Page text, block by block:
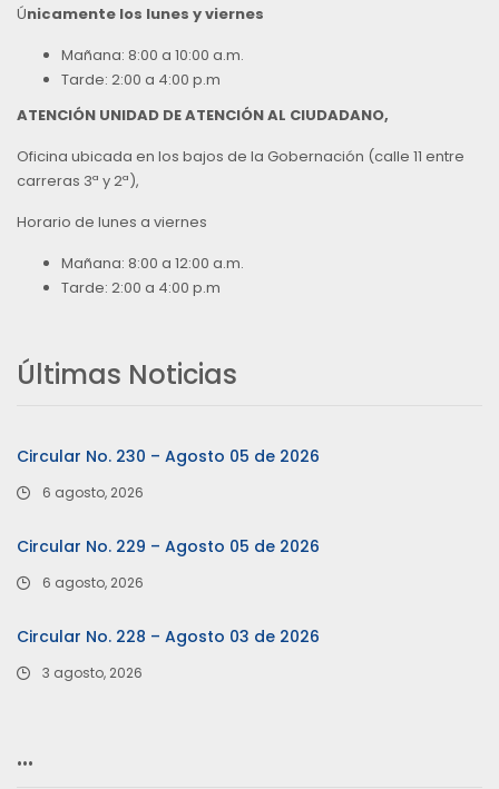
Únicamente los lunes y viernes
Mañana: 8:00 a 10:00 a.m.
Tarde: 2:00 a 4:00 p.m
ATENCIÓN UNIDAD DE ATENCIÓN AL CIUDADANO,
Oficina ubicada en los bajos de la Gobernación (calle 11 entre
carreras 3ª y 2ª),
Horario de lunes a viernes
Mañana: 8:00 a 12:00 a.m.
Tarde: 2:00 a 4:00 p.m
Últimas Noticias
Circular No. 230 – Agosto 05 de 2026
6 agosto, 2026
Circular No. 229 – Agosto 05 de 2026
6 agosto, 2026
Circular No. 228 – Agosto 03 de 2026
3 agosto, 2026
…